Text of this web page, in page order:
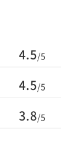
4.5/5
4.5/5
3.8/5